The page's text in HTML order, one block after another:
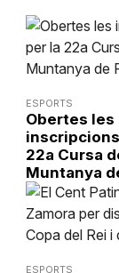
ESPORTS
Obertes les
22a Cursa
Muntanya
ESPORTS